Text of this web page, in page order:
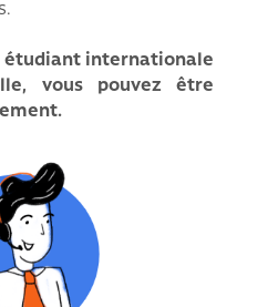
étudiant internationale
vous pouvez être